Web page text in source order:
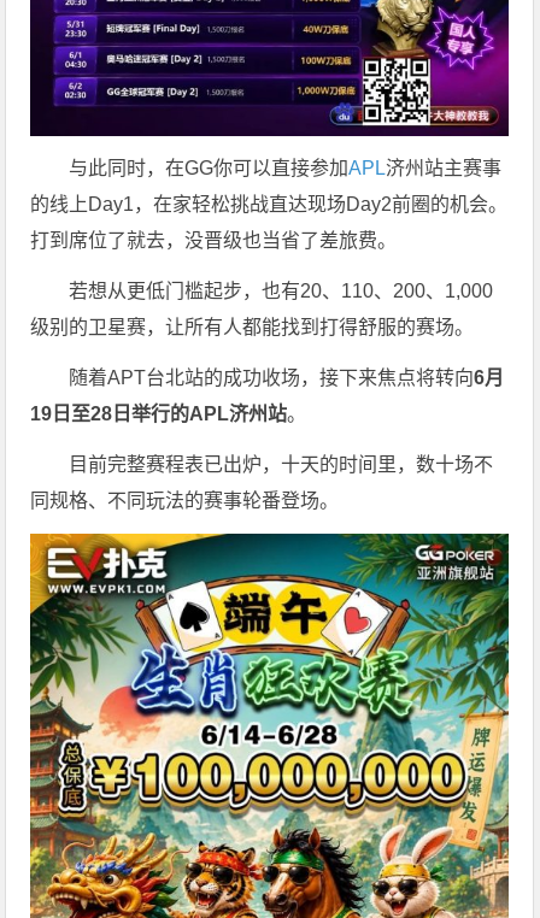
与此同时，在GG你可以直接参加APL济州站主赛事
的线上Day1，在家轻松挑战直达现场Day2前圈的机会。
打到席位了就去，没晋级也当省了差旅费。
若想从更低门槛起步，也有20、110、200、1,000
级别的卫星赛，让所有人都能找到打得舒服的赛场。
随着APT台北站的成功收场，接下来焦点将转向6月
19 日至28 日举行的APL济州站。
目前完整赛程表已出炉，十天的时间里，数十场不
同规格、不同玩法的赛事轮番登场。